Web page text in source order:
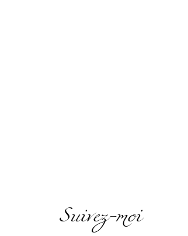
Suivez-moi